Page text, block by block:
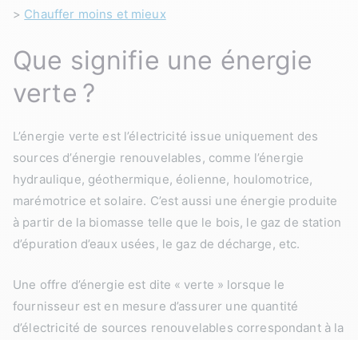
> Chauffer moins et mieux
Que signifie une énergie
verte ?
L’énergie verte est l’électricité issue uniquement des
sources d’énergie renouvelables, comme l’énergie
hydraulique, géothermique, éolienne, houlomotrice,
marémotrice et solaire. C’est aussi une énergie produite
à partir de la biomasse telle que le bois, le gaz de station
d’épuration d’eaux usées, le gaz de décharge, etc.
Une offre d’énergie est dite « verte » lorsque le
fournisseur est en mesure d’assurer une quantité
d’électricité de sources renouvelables correspondant à la